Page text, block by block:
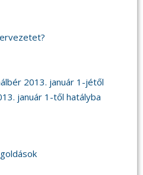
2013. január 1-jétől
január 1-től hatályba